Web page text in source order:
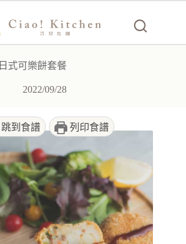
日式可樂餅套餐
2022/09/28
跳到食譜 列印食譜